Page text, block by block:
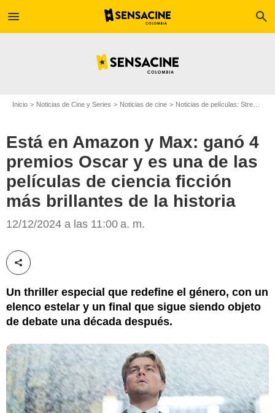
menu search
Inicio Noticias de Cine y Series Noticias de cine Noticias de películas: Streaming
Está en Amazon y Max: ganó 4
premios Oscar y es una de las
películas de ciencia ficción
más brillantes de la historia
12/12/2024 a las 11:00 a. m.
Compartir esta noticia
Un thriller especial que redefine el género, con un
elenco estelar y un final que sigue siendo objeto
de debate una década después.
Max